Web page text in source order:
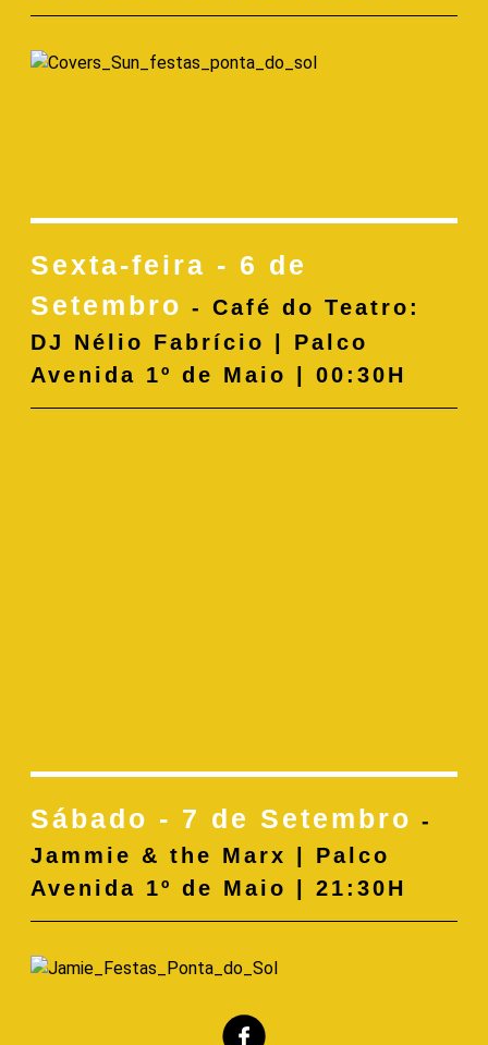
Sexta-feira - 6 de
Setembro - Café do Teatro:
DJ Nélio Fabrício | Palco
Avenida 1º de Maio | 00:30H
Sábado - 7 de Setembro -
Jammie & the Marx | Palco
Avenida 1º de Maio | 21:30H